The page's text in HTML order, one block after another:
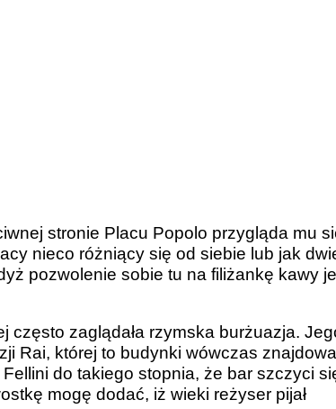
stronie Placu Popolo przygląda mu
nieco różniący się od siebie lub jak
pozwolenie sobie tu na filiżankę kawy
często zaglądała rzymska burżuazja.
Rai, której to budynki wówczas
do takiego stopnia, że bar szczyci
mogę dodać, iż wieki reżyser pijał